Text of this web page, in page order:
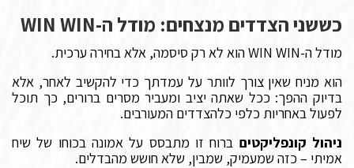
כששני הצדדים מנצחים: מודל ה-WIN WIN
מודל ה-WIN WIN הוא לא רק סיסמה, אלא בחירה ערכית.
הוא מניח שאין צורך לוותר על עמדתך כדי להקשיב לאחר, אלא
בדיוק ההפך: ככל שאתה יציב ומעביר מסרים ברורים, כך תוכל
לפעול באחריות כלפי כלהצדדים המעורבים.
ניהול קונפליקטים ברוח זו מתבסס על אמונה בכוחו של שיח
אמיתי – כזה שמעמיק, שמבין, שלא חושש מהבדלים.